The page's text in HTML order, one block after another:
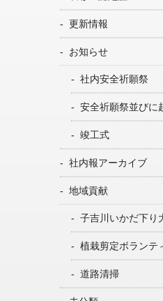
更新情報
お知らせ
社内安全祈願祭
安全祈願祭並びに
竣工式
社内報アーカイブ
地域貢献
子吉川いかだ下り
植栽剪定ボランテ
道路清掃